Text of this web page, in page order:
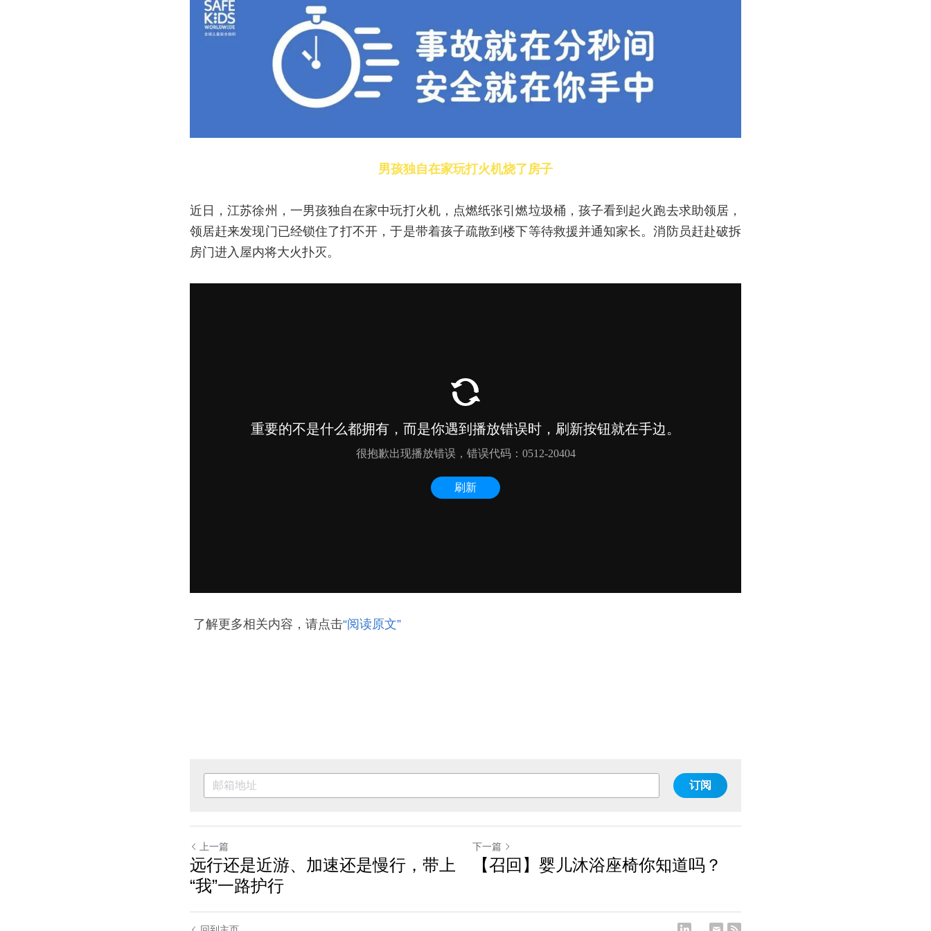
男孩独自在家玩打火机烧了房子
近日，江苏徐州，一男孩独自在家中玩打火机，点燃纸张引燃垃圾桶，孩子看到起火跑去求助领居，
领居赶来发现门已经锁住了打不开，于是带着孩子疏散到楼下等待救援并通知家长。消防员赶赴破拆
房门进入屋内将大火扑灭。
了解更多相关内容，请点击“阅读原文”
订阅
上一篇
远行还是近游、加速还是慢行，带上
“我”一路护行
下一篇
【召回】婴儿沐浴座椅你知道吗？